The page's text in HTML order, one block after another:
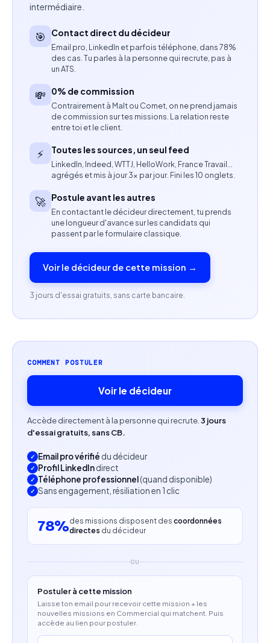
outils de prospection et de négociation
téléphonique.
Réaliser un débriefing en fin de formation.
Expérience en formation professionnelle ou en
animation de groupes.
Maîtrise des techniques de vente et de
communication téléphonique.
Capacité à structurer un discours pédagogique
clair et opérationnel.
Bonne aisance relationnelle et sens de la
transmission.
Expérience commerciale minimum de 1 an.
expérimenté en vente.
Capacité à intervenir en environnement B2B et
formation intra-entreprise.
Pédagogie, rigueur et sens de l’adaptation.
intermédiaire.
🎯 Contact direct du décideur
Email pro, LinkedIn et parfois téléphone, dans 78%
des cas. Tu parles à la personne qui recrute, pas à
un ATS.
💸 0% de commission
Contrairement à Malt ou Comet, on ne prend jamais
de commission sur tes missions. La relation reste
entre toi et le client.
⚡ Toutes les sources, un seul feed
LinkedIn, Indeed, WTTJ, HelloWork, France Travail…
agrégés et mis à jour 3× par jour. Fini les 10 onglets.
🚀 Postule avant les autres
En contactant le décideur directement, tu prends
une longueur d'avance sur les candidats qui
passent par le formulaire classique.
Voir le décideur de cette mission →
3 jours d'essai gratuits, sans carte bancaire.
COMMENT POSTULER
Voir le décideur
Accède directement à la personne qui recrute. 3 jours
d'essai gratuits, sans CB.
Email pro vérifié du décideur
Profil LinkedIndirect
Téléphone professionnel(quand disponible)
Sans engagement, résiliation en 1 clic
78%des missions disposent des coordonnées
directes du décideur
OU
Postuler à cette mission
Laisse ton email pour recevoir cette mission + les
nouvelles missions en Commercial qui matchent. Puis
accède au lien pour postuler.